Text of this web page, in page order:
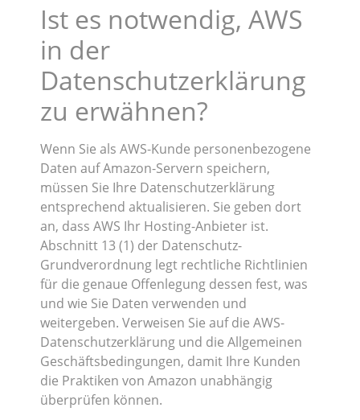
Ist es notwendig, AWS
in der
Datenschutzerklärung
zu erwähnen?
Wenn Sie als AWS-Kunde personenbezogene
Daten auf Amazon-Servern speichern,
müssen Sie Ihre Datenschutzerklärung
entsprechend aktualisieren. Sie geben dort
an, dass AWS Ihr Hosting-Anbieter ist.
Abschnitt 13 (1) der Datenschutz-
Grundverordnung legt rechtliche Richtlinien
für die genaue Offenlegung dessen fest, was
und wie Sie Daten verwenden und
weitergeben. Verweisen Sie auf die AWS-
Datenschutzerklärung und die Allgemeinen
Geschäftsbedingungen, damit Ihre Kunden
die Praktiken von Amazon unabhängig
überprüfen können.